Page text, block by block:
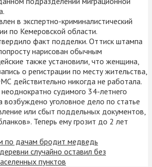
в экспертно-криминалистический
по Кемеровской области.
факт подделки. Оттиск штампа
нарисован обычным
также установили, что женщина,
о регистрации по месту жительства,
действительно никогда не работала.
судимого 34-летнего
возбуждено уголовное дело по статье
или сбыт поддельных документов,
Теперь ему грозит до 2 лет
по дачам бродит медведь
случайно оставил без
пунктов